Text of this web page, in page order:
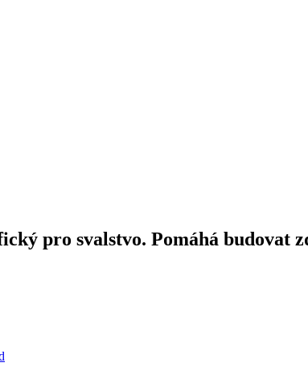
pro svalstvo. Pomáhá budovat